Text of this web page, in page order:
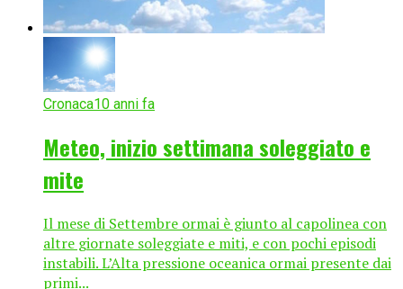
Cronaca10 anni fa
Meteo, inizio settimana soleggiato e
mite
Il mese di Settembre ormai è giunto al capolinea con
altre giornate soleggiate e miti, e con pochi episodi
instabili. L’Alta pressione oceanica ormai presente dai
primi...